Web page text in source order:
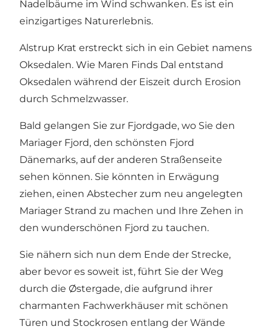
Nadelbäume im Wind schwanken. Es ist ein
einzigartiges Naturerlebnis.
Alstrup Krat erstreckt sich in ein Gebiet namens
Oksedalen. Wie Maren Finds Dal entstand
Oksedalen während der Eiszeit durch Erosion
durch Schmelzwasser.
Bald gelangen Sie zur Fjordgade, wo Sie den
Mariager Fjord, den schönsten Fjord
Dänemarks, auf der anderen Straßenseite
sehen können. Sie könnten in Erwägung
ziehen, einen Abstecher zum neu angelegten
Mariager Strand zu machen und Ihre Zehen in
den wunderschönen Fjord zu tauchen.
Sie nähern sich nun dem Ende der Strecke,
aber bevor es soweit ist, führt Sie der Weg
durch die Østergade, die aufgrund ihrer
charmanten Fachwerkhäuser mit schönen
Türen und Stockrosen entlang der Wände